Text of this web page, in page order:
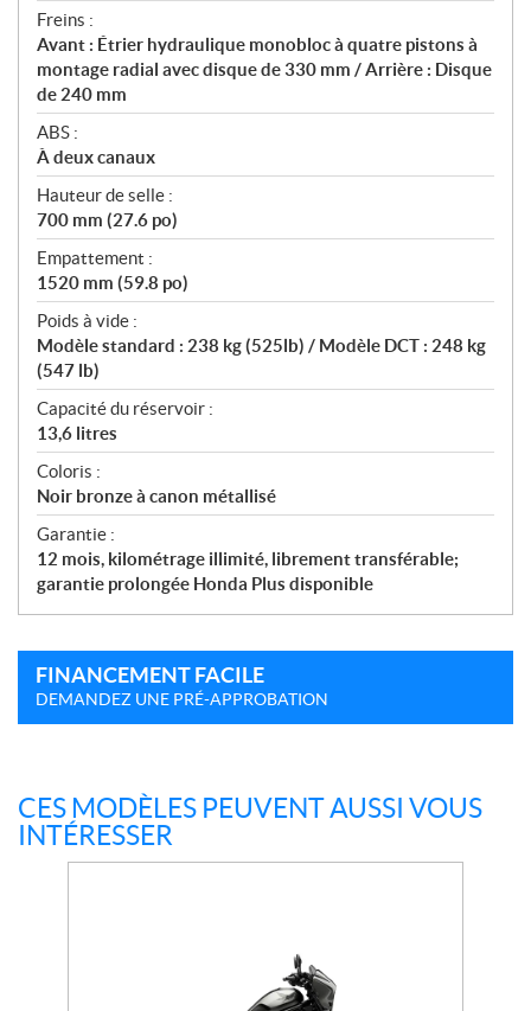
Freins :
Avant : Étrier hydraulique monobloc à quatre pistons à
montage radial avec disque de 330 mm / Arrière : Disque
de 240 mm
ABS :
À deux canaux
Hauteur de selle :
700 mm (27.6 po)
Empattement :
1520 mm (59.8 po)
Poids à vide :
Modèle standard : 238 kg (525lb) / Modèle DCT : 248 kg
(547 lb)
Capacité du réservoir :
13,6 litres
Coloris :
Noir bronze à canon métallisé
Garantie :
12 mois, kilométrage illimité, librement transférable;
garantie prolongée Honda Plus disponible
FINANCEMENT FACILE
DEMANDEZ UNE PRÉ-APPROBATION
CES MODÈLES PEUVENT AUSSI VOUS
INTÉRESSER